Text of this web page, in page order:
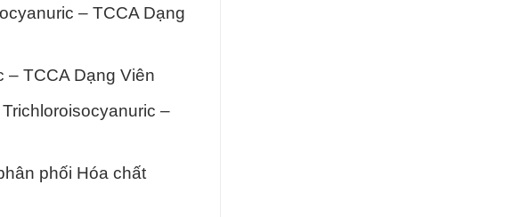
– TCCA Dạng
– TCCA Dạng Viên
–
phối Hóa chất